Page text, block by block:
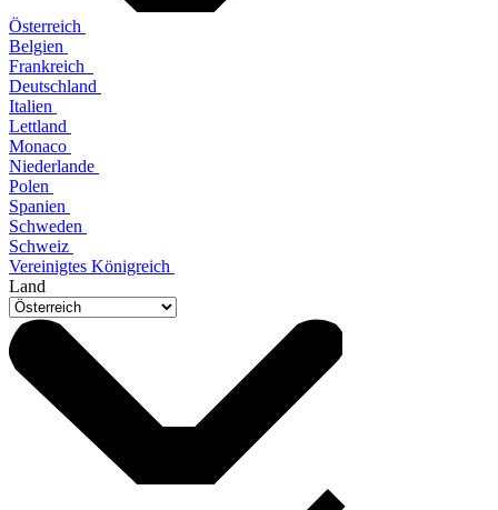
Österreich
Belgien
Frankreich
Deutschland
Italien
Lettland
Monaco
Niederlande
Polen
Spanien
Schweden
Schweiz
Vereinigtes Königreich
Land